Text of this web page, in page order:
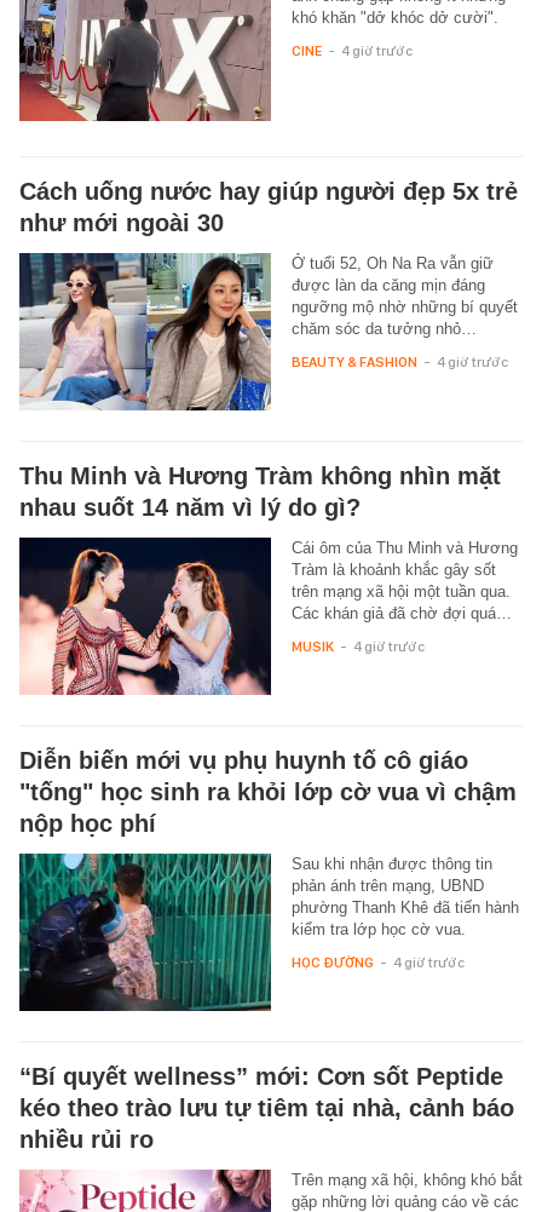
khó khăn "dở khóc dở cười".
CINE - 4 giờ trước
Cách uống nước hay giúp người đẹp 5x trẻ
như mới ngoài 30
Ở tuổi 52, Oh Na Ra vẫn giữ
được làn da căng mịn đáng
ngưỡng mộ nhờ những bí quyết
chăm sóc da tưởng nhỏ…
BEAUTY & FASHION - 4 giờ trước
Thu Minh và Hương Tràm không nhìn mặt
nhau suốt 14 năm vì lý do gì?
Cái ôm của Thu Minh và Hương
Tràm là khoảnh khắc gây sốt
trên mạng xã hội một tuần qua.
Các khán giả đã chờ đợi quá…
MUSIK - 4 giờ trước
Diễn biến mới vụ phụ huynh tố cô giáo
"tống" học sinh ra khỏi lớp cờ vua vì chậm
nộp học phí
Sau khi nhận được thông tin
phản ánh trên mạng, UBND
phường Thanh Khê đã tiến hành
kiểm tra lớp học cờ vua.
HỌC ĐƯỜNG - 4 giờ trước
“Bí quyết wellness” mới: Cơn sốt Peptide
kéo theo trào lưu tự tiêm tại nhà, cảnh báo
nhiều rủi ro
Trên mạng xã hội, không khó bắt
gặp những lời quảng cáo về các